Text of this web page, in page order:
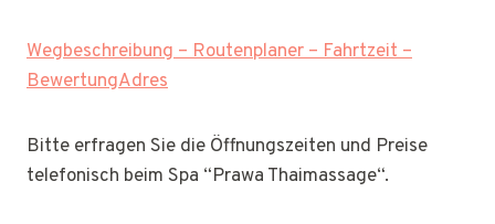
Wegbeschreibung – Routenplaner – Fahrtzeit –
BewertungAdres
Bitte erfragen Sie die Öffnungszeiten und Preise
telefonisch beim Spa “Prawa Thaimassage“.